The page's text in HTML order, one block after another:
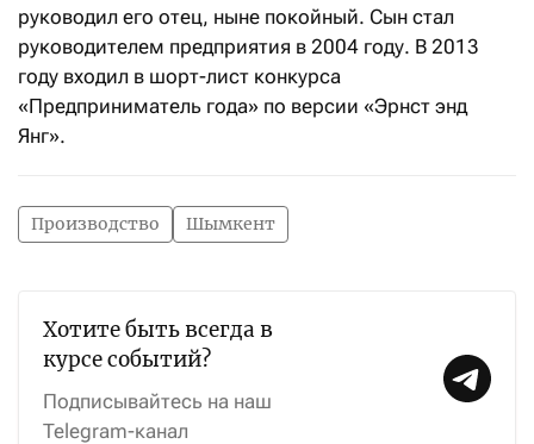
руководил его отец, ныне покойный. Сын стал
руководителем предприятия в 2004 году. В 2013
году входил в шорт-лист конкурса
«Предприниматель года» по версии «Эрнст энд
Янг».
Производство Шымкент
Хотите быть всегда в
курсе событий?
Подписывайтесь на наш
Telegram-канал